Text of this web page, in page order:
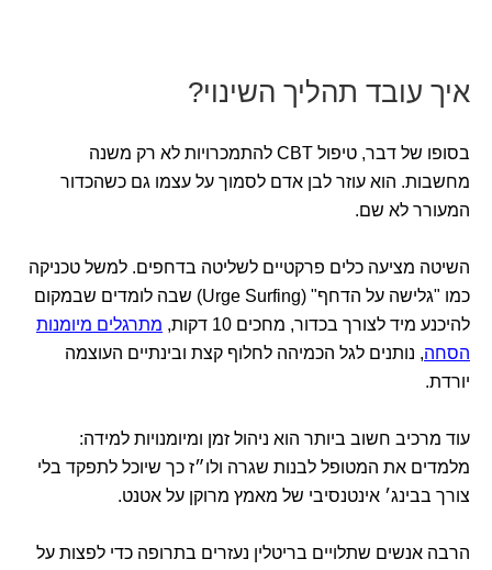
איך עובד תהליך השינוי?
בסופו של דבר, טיפול CBT להתמכרויות לא רק משנה
מחשבות. הוא עוזר לבן אדם לסמוך על עצמו גם כשהכדור
המעורר לא שם.
השיטה מציעה כלים פרקטיים לשליטה בדחפים. למשל טכניקה
כמו "גלישה על הדחף" (Urge Surfing) שבה לומדים שבמקום
להיכנע מיד לצורך בכדור, מחכים 10 דקות,
מתרגלים מיומנות
הסחה, נותנים לגל הכמיהה לחלוף קצת ובינתיים העוצמה
יורדת.
עוד מרכיב חשוב ביותר הוא ניהול זמן ומיומנויות למידה:
מלמדים את המטופל לבנות שגרה ולו״ז כך שיוכל לתפקד בלי
צורך בבינג׳ אינטנסיבי של מאמץ מרוקן על אטנט.
הרבה אנשים שתלויים בריטלין נעזרים בתרופה כדי לפצות על